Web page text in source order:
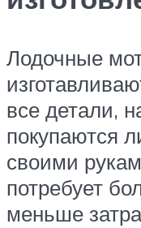
Лодочные
все детали,
покупаются
своими
потребует
меньше